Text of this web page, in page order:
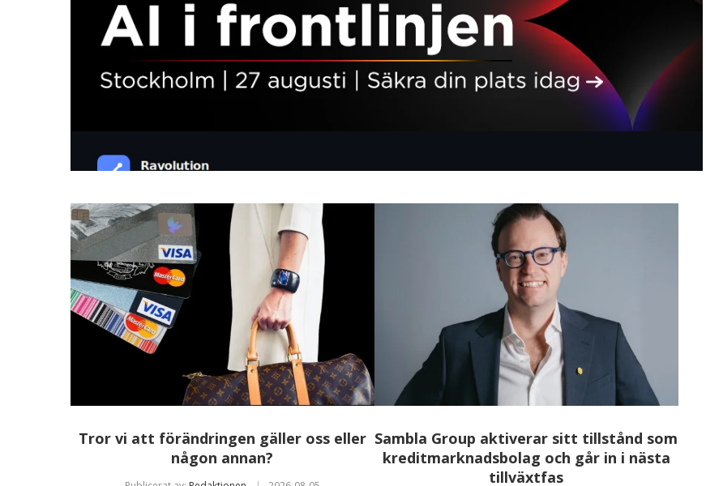
Tror vi att förändringen gäller oss eller
någon annan?
Sambla Group aktiverar sitt tillstånd som
kreditmarknadsbolag och går in i nästa
tillväxtfas